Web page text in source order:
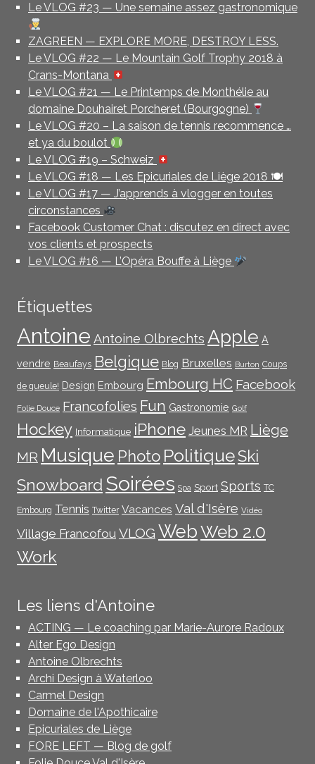
Le VLOG #23 — Une semaine assez gastronomique
ZAGREEN — EXPLORE MORE, DESTROY LESS.
Le VLOG #22 — Le Mountain Golf Trophy 2018 à
Crans-Montana
Le VLOG #21 — Le Printemps de Monthélie au
domaine Douhairet Porcheret (Bourgogne)
Le VLOG #20 – La saison de tennis recommence …
et ya du boulot
Le VLOG #19 – Schweiz
Le VLOG #18 — Les Epicuriales de Liège 2018 🍽
Le VLOG #17 — J’apprends à vlogger en toutes
circonstances
Facebook Customer Chat : discutez en direct avec
vos clients et prospects
Le VLOG #16 — L’Opéra Bouffe à Liège
Étiquettes
Antoine Antoine Olbrechts Apple A
vendre Beaufays Belgique Blog Bruxelles Burton Coups
de gueule! Design Embourg Embourg HC Facebook
Folie Douce Francofolies Fun Gastronomie Golf
Hockey Informatique iPhone Jeunes MR Liège
MR Musique Photo PolitiqueSki
Snowboard Soirées Spa Sport Sports TC
Embourg Tennis Twitter Vacances Val d'Isère Vidéo
Village Francofou VLOG WebWeb 2.0
Work
Les liens d'Antoine
ACTING — Le coaching par Marie-Aurore Radoux
Alter Ego Design
Antoine Olbrechts
Archi Design à Waterloo
Carmel Design
Domaine de l'Apothicaire
Epicuriales de Liège
FORE LEFT — Blog de golf